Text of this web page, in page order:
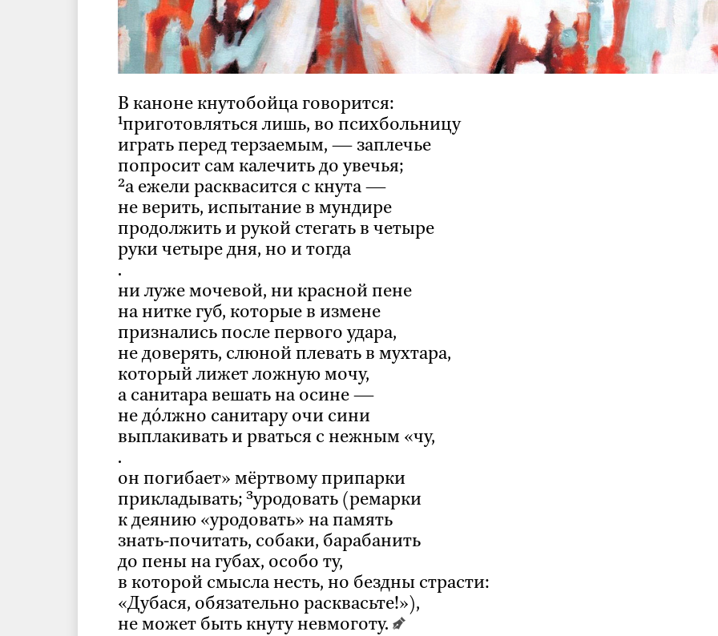
В каноне кнутобойца говорится:
¹приготовляться лишь, во психбольницу
играть перед терзаемым, — заплечье
попросит сам калечить до увечья;
²а ежели расквасится с кнута —
не верить, испытание в мундире
продолжить и рукой стегать в четыре
руки четыре дня, но и тогда
.
ни луже мочевой, ни красной пене
на нитке губ, которые в измене
признались после первого удара,
не доверять, слюной плевать в мухтара,
который лижет ложную мочу,
а санитара вешать на осине —
не дóлжно санитару очи сини
выплакивать и рваться с нежным «чу,
.
он погибает» мёртвому припарки
прикладывать; ³уродовать (ремарки
к деянию «уродовать» на память
знать-почитать, собаки, барабанить
до пены на губах, особо ту,
в которой смысла несть, но бездны страсти:
«Дубася, обязательно расквасьте!»),
не может быть кнуту невмоготу.